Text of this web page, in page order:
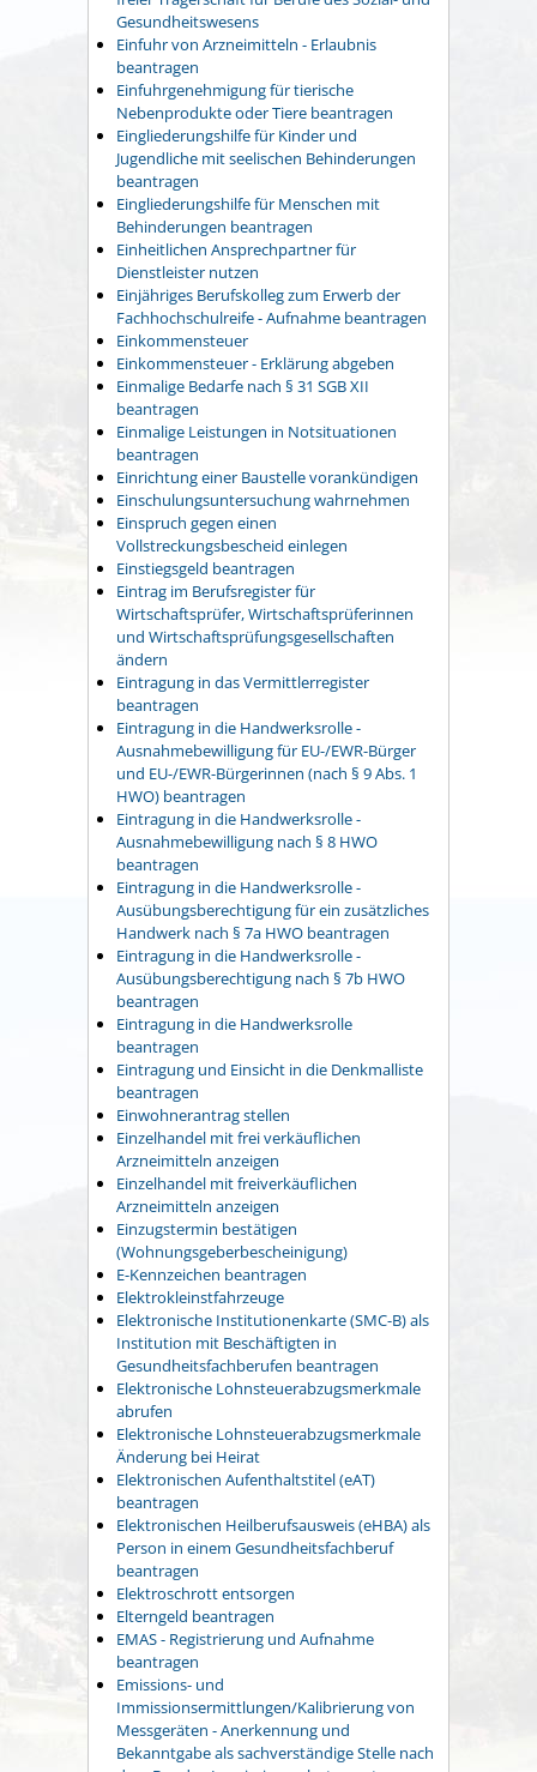
Gesundheitswesens
Einfuhr von Arzneimitteln - Erlaubnis
beantragen
Einfuhrgenehmigung für tierische
Nebenprodukte oder Tiere beantragen
Eingliederungshilfe für Kinder und
Jugendliche mit seelischen Behinderungen
beantragen
Eingliederungshilfe für Menschen mit
Behinderungen beantragen
Einheitlichen Ansprechpartner für
Dienstleister nutzen
Einjähriges Berufskolleg zum Erwerb der
Fachhochschulreife - Aufnahme beantragen
Einkommensteuer
Einkommensteuer - Erklärung abgeben
Einmalige Bedarfe nach § 31 SGB XII
beantragen
Einmalige Leistungen in Notsituationen
beantragen
Einrichtung einer Baustelle vorankündigen
Einschulungsuntersuchung wahrnehmen
Einspruch gegen einen
Vollstreckungsbescheid einlegen
Einstiegsgeld beantragen
Eintrag im Berufsregister für
Wirtschaftsprüfer, Wirtschaftsprüferinnen
und Wirtschaftsprüfungsgesellschaften
ändern
Eintragung in das Vermittlerregister
beantragen
Eintragung in die Handwerksrolle -
Ausnahmebewilligung für EU-/EWR-Bürger
und EU-/EWR-Bürgerinnen (nach § 9 Abs. 1
HWO) beantragen
Eintragung in die Handwerksrolle -
Ausnahmebewilligung nach § 8 HWO
beantragen
Eintragung in die Handwerksrolle -
Ausübungsberechtigung für ein zusätzliches
Handwerk nach § 7a HWO beantragen
Eintragung in die Handwerksrolle -
Ausübungsberechtigung nach § 7b HWO
beantragen
Eintragung in die Handwerksrolle
beantragen
Eintragung und Einsicht in die Denkmalliste
beantragen
Einwohnerantrag stellen
Einzelhandel mit frei verkäuflichen
Arzneimitteln anzeigen
Einzelhandel mit freiverkäuflichen
Arzneimitteln anzeigen
Einzugstermin bestätigen
(Wohnungsgeberbescheinigung)
E-Kennzeichen beantragen
Elektrokleinstfahrzeuge
Elektronische Institutionenkarte (SMC-B) als
Institution mit Beschäftigten in
Gesundheitsfachberufen beantragen
Elektronische Lohnsteuerabzugsmerkmale
abrufen
Elektronische Lohnsteuerabzugsmerkmale
Änderung bei Heirat
Elektronischen Aufenthaltstitel (eAT)
beantragen
Elektronischen Heilberufsausweis (eHBA) als
Person in einem Gesundheitsfachberuf
beantragen
Elektroschrott entsorgen
Elterngeld beantragen
EMAS - Registrierung und Aufnahme
beantragen
Emissions- und
Immissionsermittlungen/Kalibrierung von
Messgeräten - Anerkennung und
Bekanntgabe als sachverständige Stelle nach